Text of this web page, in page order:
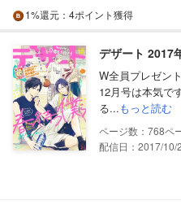
1%還元 ：4ポイント獲得
デザート 2017
W全員プレゼン
12月号は本気で
る...もっと読む
768
配信日：2017/10/